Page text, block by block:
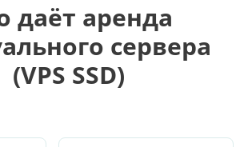
даёт аренда
сервера
(VPS SSD)